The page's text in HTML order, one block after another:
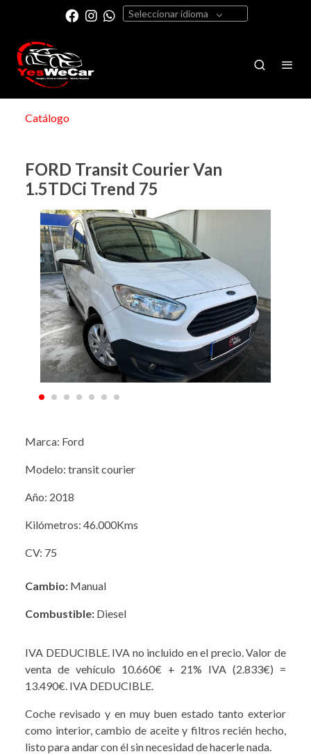
Seleccionar idioma
Catálogo
FORD Transit Courier Van
1.5TDCi Trend 75
Marca: Ford
Modelo: transit courier
Año: 2018
Kilómetros: 46.000Kms
CV: 75
Cambio: Manual
Combustible: Diesel
IVA DEDUCIBLE. IVA no incluido en el precio. Valor de
venta de vehículo 10.660€ + 21% IVA (2.833€) =
13.490€. IVA DEDUCIBLE.
Coche revisado y en muy buen estado tanto exterior
como interior, cambio de aceite y filtros recién hecho,
listo para andar con él sin necesidad de hacerle nada.